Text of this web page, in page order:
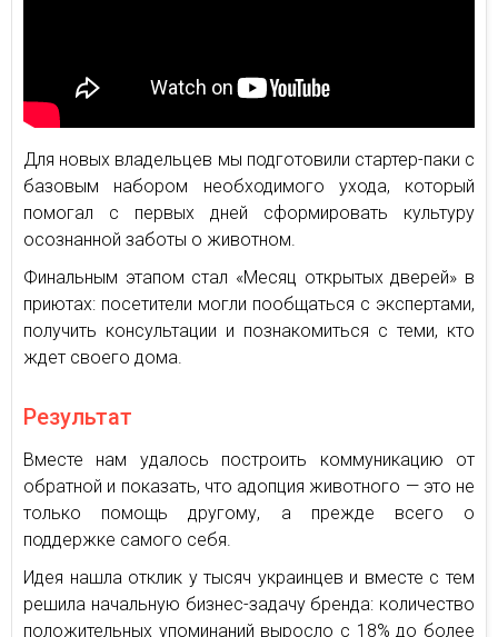
Для новых владельцев мы подготовили стартер-паки с
базовым набором необходимого ухода, который
помогал с первых дней сформировать культуру
осознанной заботы о животном.
Финальным этапом стал «Месяц открытых дверей» в
приютах: посетители могли пообщаться с экспертами,
получить консультации и познакомиться с теми, кто
ждет своего дома.
Результат
Вместе нам удалось построить коммуникацию от
обратной и показать, что адопция животного — это не
только помощь другому, а прежде всего о
поддержке самого себя.
Идея нашла отклик у тысяч украинцев и вместе с тем
решила начальную бизнес-задачу бренда: количество
положительных упоминаний выросло с 18% до более